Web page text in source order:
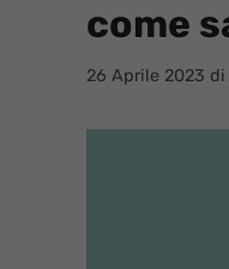
come
26 Aprile 2023 di